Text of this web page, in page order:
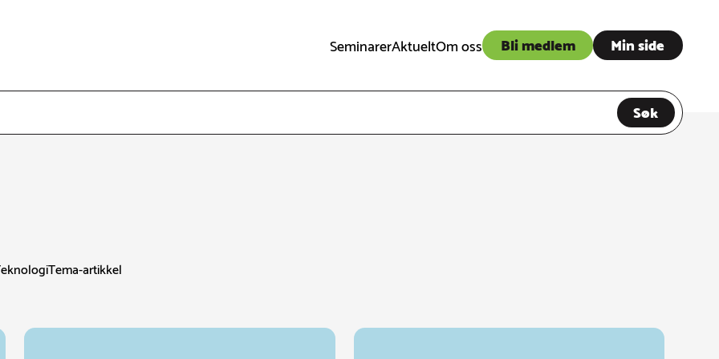
SeminarerAktueltOm oss Bli medlem Min side
Søk
Tema-artikkel